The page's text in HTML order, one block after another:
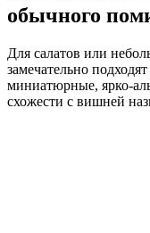
обычного
Для салатов или
замечательно
миниатюрные, ярко-
схожести с вишней